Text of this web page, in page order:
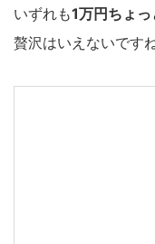
いずれも1万円ちょ
贅沢はいえないですね